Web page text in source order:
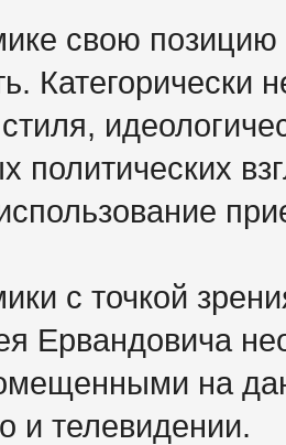
свою
Категорически
стиля,
политических
с точкой
Ервандовича
на
и телевидении.